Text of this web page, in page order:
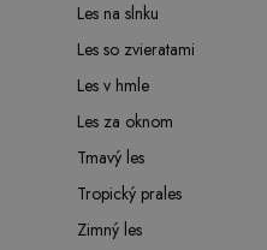
Les na slnku
Les so zvieratami
Les v hmle
Les za oknom
Tmavý les
Tropický prales
Zimný les